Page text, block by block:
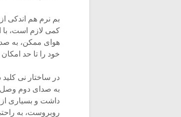
بم نرم هم اندکی
کمی لازم است، با
هوای ممکن، به
خود را تا حد
در ساختار نی
به صدای دوم وصل
داشت و بسیاری
روبروست، به